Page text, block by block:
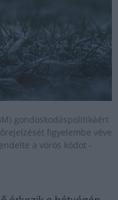
gondoskodáspolitikáért
figyelembe véve
a vörös kódot -